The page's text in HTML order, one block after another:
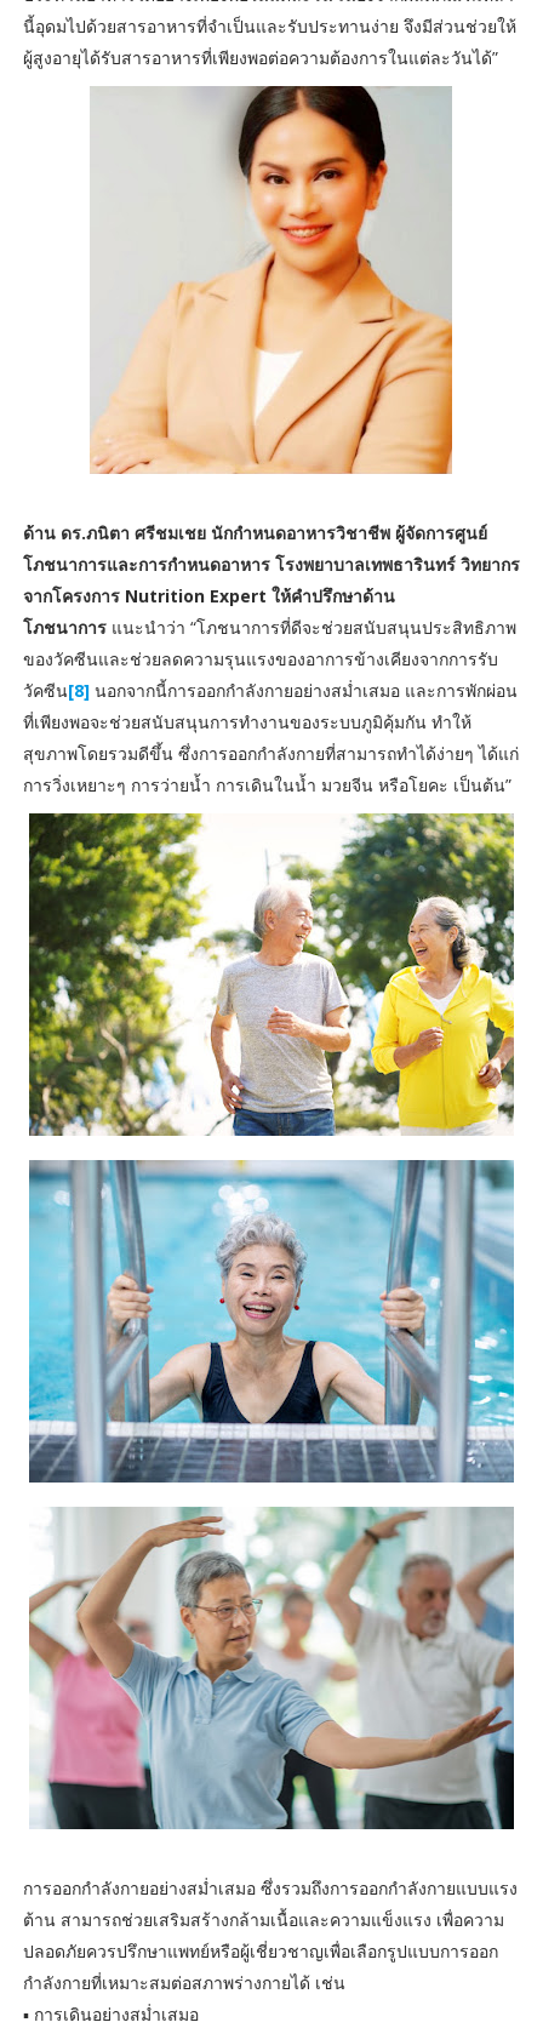
นี้อุดมไปด้วยสารอาหารที่จำเป็นและรับประทานง่าย จึงมีส่วนช่วยให้
ผู้สูงอายุได้รับสารอาหารที่เพียงพอต่อความต้องการในแต่ละวันได้”
ด้าน ดร.ภนิตา ศรีชมเชย นักกำหนดอาหารวิชาชีพ ผู้จัดการศูนย์
โภชนาการและการกำหนดอาหาร โรงพยาบาลเทพธารินทร์ วิทยากร
จากโครงการ Nutrition Expert ให้คำปรึกษาด้าน
โภชนาการ แนะนำว่า “โภชนาการที่ดีจะช่วยสนับสนุนประสิทธิภาพ
ของวัคซีนและช่วยลดความรุนแรงของอาการข้างเคียงจากการรับ
วัคซีน[8]นอกจากนี้การออกกำลังกายอย่างสม่ำเสมอ และการพักผ่อน
ที่เพียงพอจะช่วยสนับสนุนการทำงานของระบบภูมิคุ้มกัน ทำให้
สุขภาพโดยรวมดีขึ้น ซึ่งการออกกำลังกายที่สามารถทำได้ง่ายๆ ได้แก่
การวิ่งเหยาะๆ การว่ายน้ำ การเดินในน้ำ มวยจีน หรือโยคะ เป็นต้น”
การออกกำลังกายอย่างสม่ำเสมอ ซึ่งรวมถึงการออกกำลังกายแบบแรง
ต้าน สามารถช่วยเสริมสร้างกล้ามเนื้อและความแข็งแรง เพื่อความ
ปลอดภัยควรปรึกษาแพทย์หรือผู้เชี่ยวชาญเพื่อเลือกรูปแบบการออก
กำลังกายที่เหมาะสมต่อสภาพร่างกายได้ เช่น
▪ การเดินอย่างสม่ำเสมอ